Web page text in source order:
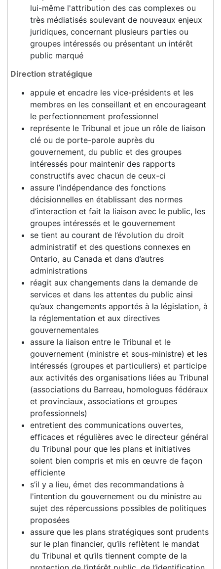
lui-même l'attribution des cas complexes ou
très médiatisés soulevant de nouveaux enjeux
juridiques, concernant plusieurs parties ou
groupes intéressés ou présentant un intérêt
public marqué
Direction stratégique
appuie et encadre les vice-présidents et les
membres en les conseillant et en encourageant
le perfectionnement professionnel
représente le Tribunal et joue un rôle de liaison
clé ou de porte-parole auprès du
gouvernement, du public et des groupes
intéressés pour maintenir des rapports
constructifs avec chacun de ceux-ci
assure l’indépendance des fonctions
décisionnelles en établissant des normes
d’interaction et fait la liaison avec le public, les
groupes intéressés et le gouvernement
se tient au courant de l’évolution du droit
administratif et des questions connexes en
Ontario, au Canada et dans d’autres
administrations
réagit aux changements dans la demande de
services et dans les attentes du public ainsi
qu’aux changements apportés à la législation, à
la réglementation et aux directives
gouvernementales
assure la liaison entre le Tribunal et le
gouvernement (ministre et sous-ministre) et les
intéressés (groupes et particuliers) et participe
aux activités des organisations liées au Tribunal
(associations du Barreau, homologues fédéraux
et provinciaux, associations et groupes
professionnels)
entretient des communications ouvertes,
efficaces et régulières avec le directeur général
du Tribunal pour que les plans et initiatives
soient bien compris et mis en œuvre de façon
efficiente
s’il y a lieu, émet des recommandations à
l'intention du gouvernement ou du ministre au
sujet des répercussions possibles de politiques
proposées
assure que les plans stratégiques sont prudents
sur le plan financier, qu’ils reflètent le mandat
du Tribunal et qu’ils tiennent compte de la